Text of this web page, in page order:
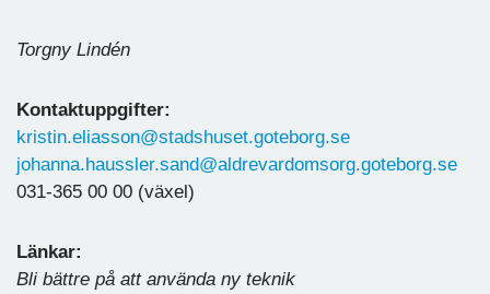
Torgny Lindén
Kontaktuppgifter:
kristin.eliasson@stadshuset.goteborg.se
johanna.haussler.sand@aldrevardomsorg.goteborg.se
031-365 00 00 (växel)
Länkar:
Bli bättre på att använda ny teknik